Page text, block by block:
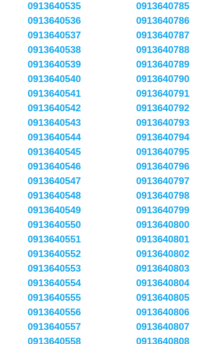
0913640535
0913640536
0913640537
0913640538
0913640539
0913640540
0913640541
0913640542
0913640543
0913640544
0913640545
0913640546
0913640547
0913640548
0913640549
0913640550
0913640551
0913640552
0913640553
0913640554
0913640555
0913640556
0913640557
0913640558
0913640785
0913640786
0913640787
0913640788
0913640789
0913640790
0913640791
0913640792
0913640793
0913640794
0913640795
0913640796
0913640797
0913640798
0913640799
0913640800
0913640801
0913640802
0913640803
0913640804
0913640805
0913640806
0913640807
0913640808